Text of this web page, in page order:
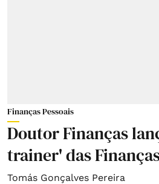
Finanças Pessoais
Doutor Finanças
trainer' das
Tomás Gonçalves Pereira